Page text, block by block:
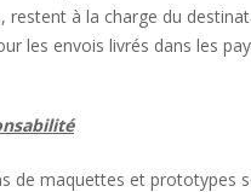
restent à la charge du
les envois livrés dans les
de maquettes et prototypes